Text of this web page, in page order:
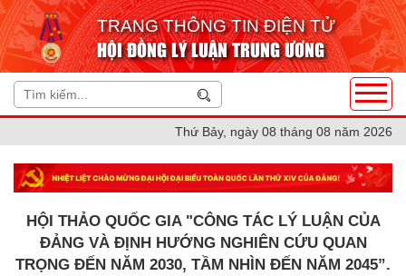
TRANG THÔNG TIN ĐIỆN TỬ
HỘI ĐỒNG LÝ LUẬN TRUNG ƯƠNG
Thứ Bảy, ngày 08 tháng 08 năm 2026
HỘI THẢO QUỐC GIA "CÔNG TÁC LÝ LUẬN CỦA
ĐẢNG VÀ ĐỊNH HƯỚNG NGHIÊN CỨU QUAN
TRỌNG ĐẾN NĂM 2030, TẦM NHÌN ĐẾN NĂM 2045”.